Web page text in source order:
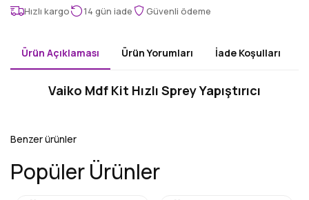
Hızlı kargo 14 gün iade Güvenli ödeme
Ürün Açıklaması Ürün Yorumları İade Koşulları
Vaiko Mdf Kit Hızlı Sprey Yapıştırıcı
Benzer ürünler
Popüler Ürünler